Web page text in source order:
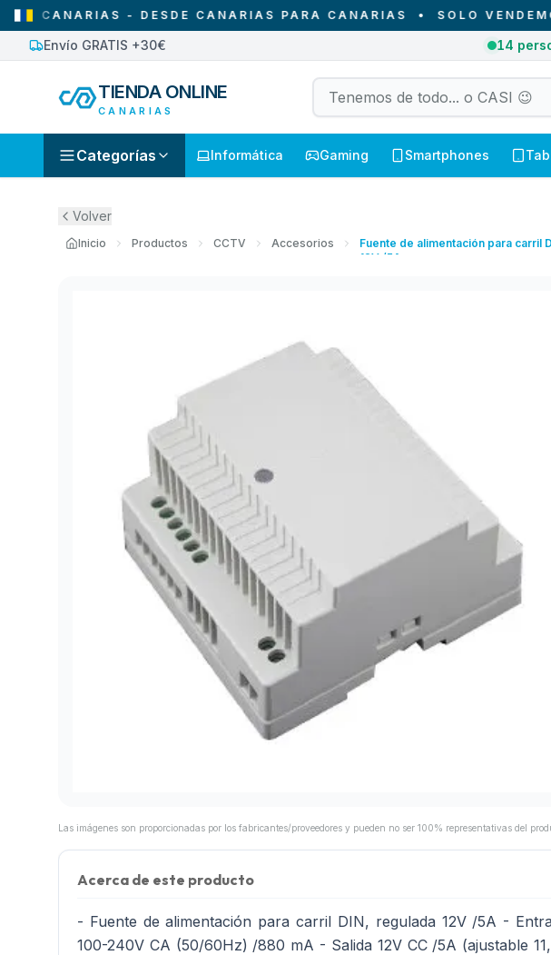
- DESDE CANARIAS PARA CANARIAS•SOLO VENDEMOS
Envío GRATIS +30€ pedidos
TIENDA ONLINE
CANARIAS
Categorías Informática Gaming Smartphones
Volver
Inicio Productos CCTV Accesorios
Fuente de alimentación para carril
12V /5A
Acerca de este producto
- Fuente de alimentación para carril DIN, regulada 12V /5A -
100-240V CA (50/60Hz) /880 mA - Salida 12V CC /5A (ajustable